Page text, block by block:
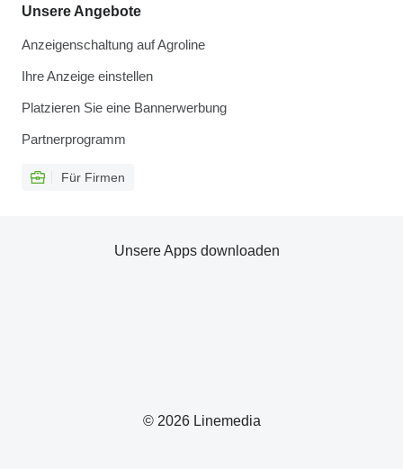
Unsere Angebote
Anzeigenschaltung auf Agroline
Ihre Anzeige einstellen
Platzieren Sie eine Bannerwerbung
Partnerprogramm
Für Firmen
© 2026 Linemedia
Unsere Apps downloaden